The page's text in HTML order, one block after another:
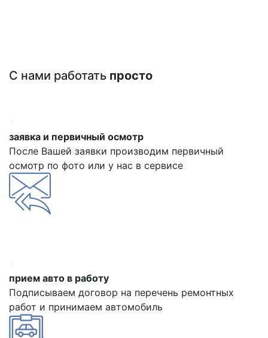
С нами работать просто
заявка и первичный осмотр
После Вашей заявки производим первичный
осмотр по фото или у нас в сервисе
прием авто в работу
Подписываем договор на перечень ремонтных
работ и принимаем автомобиль